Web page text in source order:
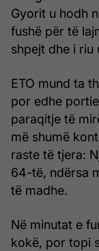
Gyorit u hodh
fushë për të
shpejt dhe i riu
ETO mund ta
por edhe
paraqitje të
më shumë
raste të tjera:
64-të, ndërsa
të madhe.
Në minutat e
kokë, por topi